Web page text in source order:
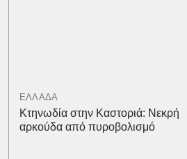
ΕΛΛΑΔΑ
Κτηνωδία στην Καστοριά: Νεκρή
αρκούδα από πυροβολισμό